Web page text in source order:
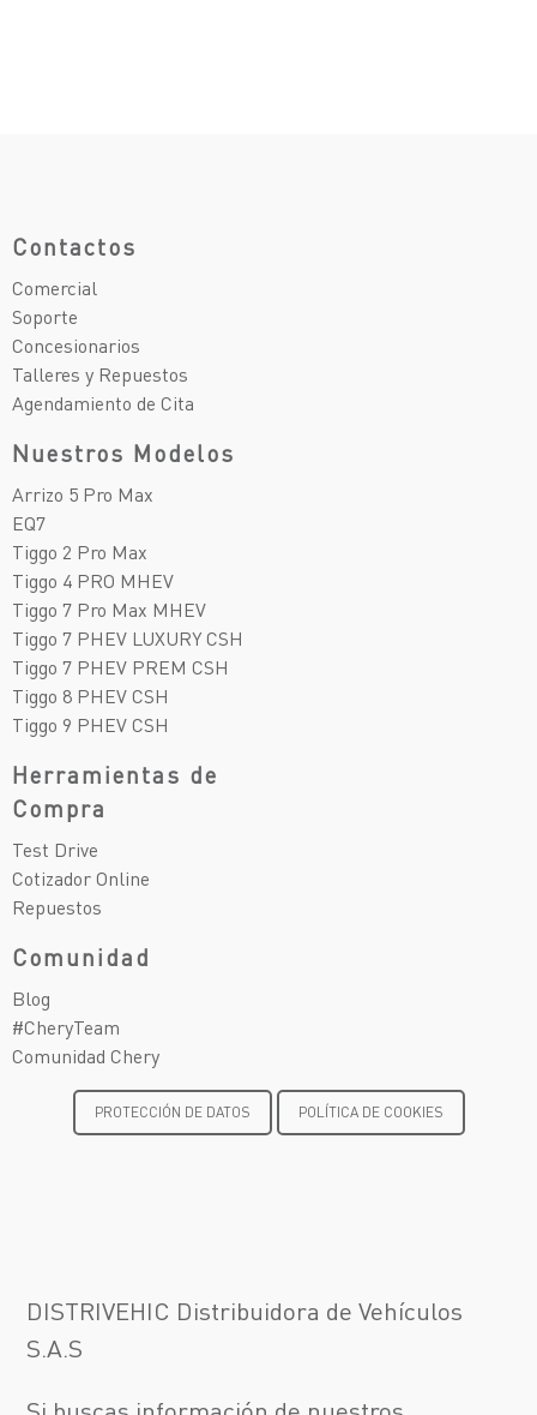
Contactos
Comercial
Soporte
Concesionarios
Talleres y Repuestos
Agendamiento de Cita
Nuestros Modelos
Arrizo 5 Pro Max
EQ7
Tiggo 2 Pro Max
Tiggo 4 PRO MHEV
Tiggo 7 Pro Max MHEV
Tiggo 7 PHEV LUXURY CSH
Tiggo 7 PHEV PREM CSH
Tiggo 8 PHEV CSH
Tiggo 9 PHEV CSH
Herramientas de
Compra
Test Drive
Cotizador Online
Repuestos
Comunidad
Blog
#CheryTeam
Comunidad Chery
PROTECCIÓN DE DATOS POLÍTICA DE COOKIES
DISTRIVEHIC Distribuidora de Vehículos
S.A.S